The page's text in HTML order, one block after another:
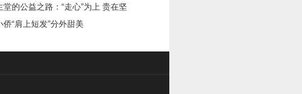
堂的公益之路：“走心”为上 贵在坚
侨“肩上短发”分外甜美